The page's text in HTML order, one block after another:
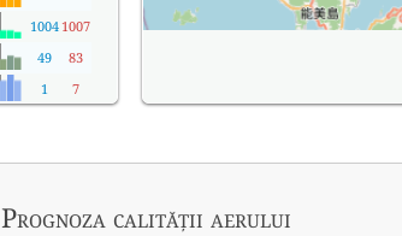
1004 1007
49
83
1 7
Prognoza calității aerului